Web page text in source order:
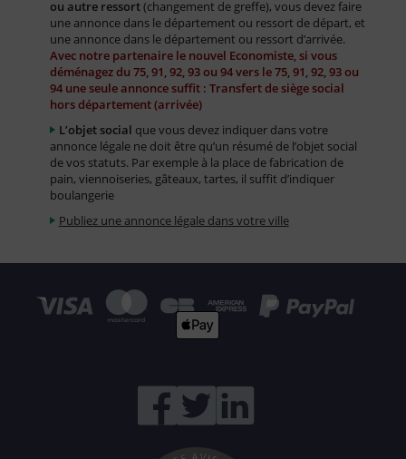
ou autre ressort(changement de greffe), vous devez faire
une annonce dans le département ou ressort de départ, et
une annonce dans le département ou ressort d’arrivée.
Avec notre partenaire le nouvel Economiste, si vous
déménagez du 75, 91, 92, 93 ou 94 vers le 75, 91, 92, 93 ou
94 une seule annonce suffit : Transfert de siège social
hors département (arrivée)
L’objet social que vous devez indiquer dans votre
annonce légale ne doit être qu’un résumé de l’objet social
de vos statuts. Par exemple à la place de fabrication de
pain, viennoiseries, gâteaux, tartes, il suffit d’indiquer
boulangerie
Publiez une annonce légale dans votre ville